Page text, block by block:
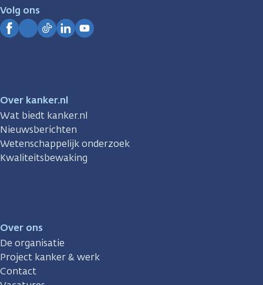
Volg ons
Over kanker.nl
Wat biedt kanker.nl
Nieuwsberichten
Wetenschappelijk onderzoek
Kwaliteitsbewaking
Over ons
De organisatie
Project kanker & werk
Contact